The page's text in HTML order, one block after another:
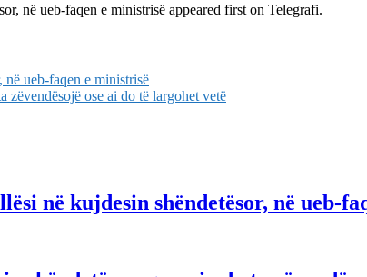
në ueb-faqen e ministrisë appeared first on Telegrafi.
në ueb-faqen e ministrisë
zëvendësojë ose ai do të largohet vetë
në kujdesin shëndetësor, në ueb-